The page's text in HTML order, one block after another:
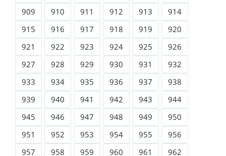
909
910 911 912 913
914
915
916 917 918 919
920
921
922 923 924 925
926
927
928 929 930 931
932
933
934 935 936 937
938
939
940 941 942 943
944
945
946 947 948 949
950
951
952 953 954 955
956
957
958 959 960 961
962